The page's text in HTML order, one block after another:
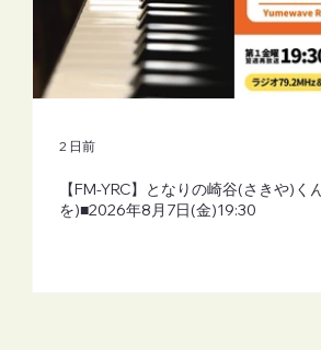
【FM-YRC】となりの崎谷(さきや)く
を)■2026年8月7日(金)19:30
2 日前